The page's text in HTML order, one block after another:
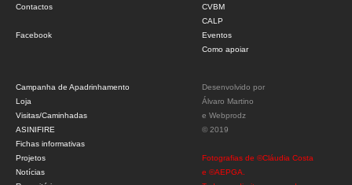
Contactos
Facebook
CVBM
CALP
Eventos
Como apoiar
Campanha de Apadrinhamento
Loja
Visitas/Caminhadas
ASINIFIRE
Fichas informativas
Projetos
Notícias
Desenvolvido por
Álvaro Martino
e Webprodz
© 2019
Fotografias de ©Cláudia Costa
e ©AEPGA.